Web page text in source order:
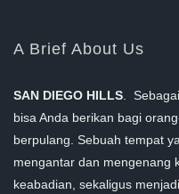
A Brief About Us
SAN DIEGO HILLS .
bisa Anda berikan bagi
berpulang. Sebuah tempat
mengantar dan mengenang
keabadian, sekaligus